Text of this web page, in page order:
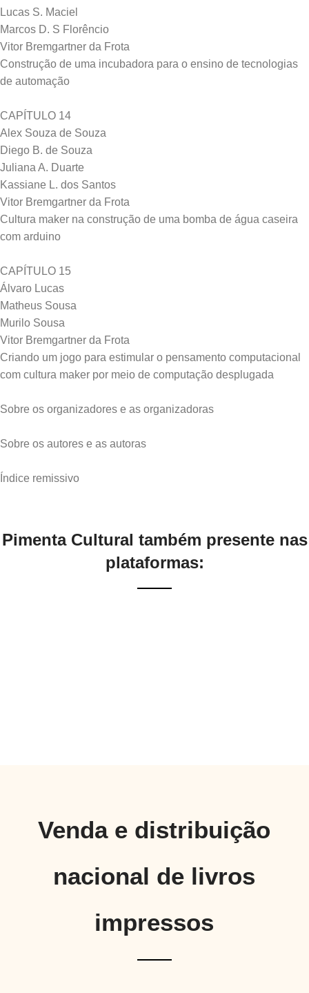
Lucas S. Maciel
Marcos D. S Florêncio
Vitor Bremgartner da Frota
Construção de uma incubadora para o ensino de tecnologias
de automação
CAPÍTULO 14
Alex Souza de Souza
Diego B. de Souza
Juliana A. Duarte
Kassiane L. dos Santos
Vitor Bremgartner da Frota
Cultura maker na construção de uma bomba de água caseira
com arduino
CAPÍTULO 15
Álvaro Lucas
Matheus Sousa
Murilo Sousa
Vitor Bremgartner da Frota
Criando um jogo para estimular o pensamento computacional
com cultura maker por meio de computação desplugada
Sobre os organizadores e as organizadoras
Sobre os autores e as autoras
Pimenta Cultural também presente nas
plataformas:
Venda e distribuição
nacional de livros
impressos